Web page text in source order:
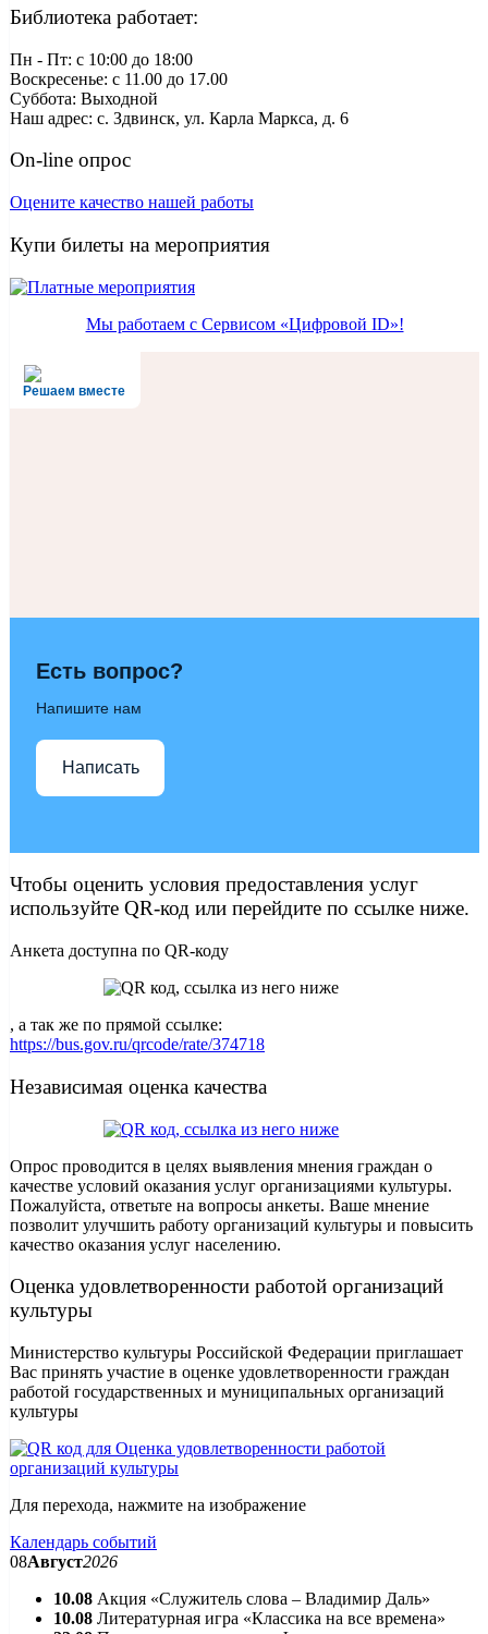
Библиотека работает:
Пн - Пт: c 10:00 до 18:00
Воскресенье: с 11.00 до 17.00
Суббота: Выходной
Наш адрес: с. Здвинск, ул. Карла Маркса, д. 6
On-line опрос
Оцените качество нашей работы
Купи билеты на мероприятия
Мы работаем с Сервисом «Цифровой ID»!
Решаем вместе
Есть вопрос?
Напишите нам
Написать
Чтобы оценить условия предоставления услуг
используйте QR-код или перейдите по ссылке ниже.
Анкета доступна по QR-коду
, а так же по прямой ссылке:
https://bus.gov.ru/qrcode/rate/374718
Независимая оценка качества
Опрос проводится в целях выявления мнения граждан о
качестве условий оказания услуг организациями культуры.
Пожалуйста, ответьте на вопросы анкеты. Ваше мнение
позволит улучшить работу организаций культуры и повысить
качество оказания услуг населению.
Оценка удовлетворенности работой организаций
культуры
Министерство культуры Российской Федерации приглашает
Вас принять участие в оценке удовлетворенности граждан
работой государственных и муниципальных организаций
культуры
Для перехода, нажмите на изображение
Календарь событий
08Август2026
10.08 Акция «Служитель слова – Владимир Даль»
10.08 Литературная игра «Классика на все времена»